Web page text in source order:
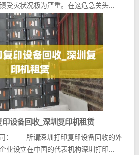
受灾状况极为严重。在这危急关头...
印设备回收_深圳复印机租赁
司： 所谓深圳打印复印设备回收的外
业设立在中国的代表机构深圳打印...